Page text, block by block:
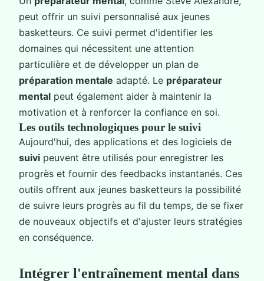
peut offrir un suivi personnalisé aux jeunes
basketteurs. Ce suivi permet d'identifier les
domaines qui nécessitent une attention
particulière et de développer un plan de
préparation mentale adapté. Le préparateur
mental peut également aider à maintenir la
motivation et à renforcer la confiance en soi.
Les outils technologiques pour le suivi
Aujourd'hui, des applications et des logiciels de
suivi peuvent être utilisés pour enregistrer les
progrès et fournir des feedbacks instantanés. Ces
outils offrent aux jeunes basketteurs la possibilité
de suivre leurs progrès au fil du temps, de se fixer
de nouveaux objectifs et d'ajuster leurs stratégies
en conséquence.
Intégrer l'entraînement mental dans